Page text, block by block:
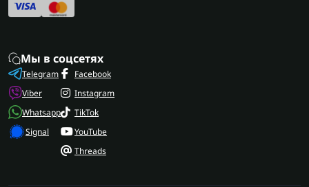
Мы в соцсетях
Telegram
Viber
Whatsapp
Signal
Facebook
Instagram
TikTok
YouTube
Threads